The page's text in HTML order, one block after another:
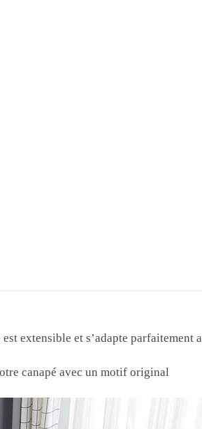
extensible et s’adapte parfaitement
canapé avec un motif original